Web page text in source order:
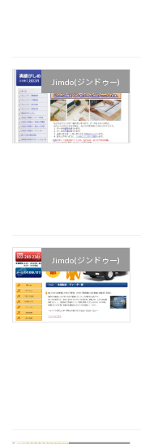
Jimdo(ジンドゥー)
Jimdo(ジンドゥー)